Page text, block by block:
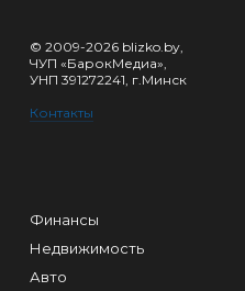
© 2009-2026 blizko.by,
ЧУП «БарокМедиа»,
УНП 391272241, г.Минск
Контакты
Финансы
Недвижимость
Авто